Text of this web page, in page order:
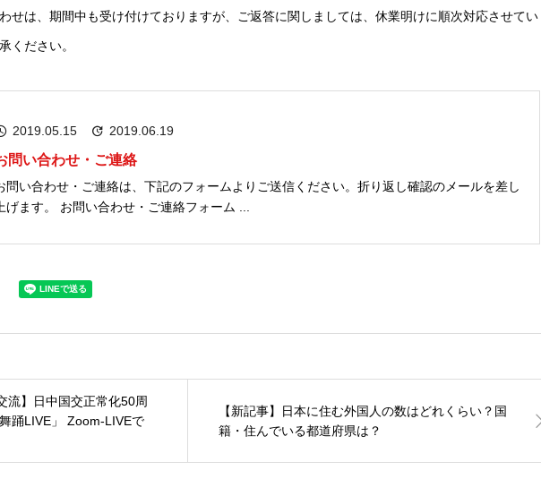
せは、期間中も受け付けておりますが、ご返答に関しましては、休業明けに順次対応させてい
ください。
2019.05.15 2019.06.19
問い合わせ・ご連絡
問い合わせ・ご連絡は、下記のフォームよりご送信ください。折り返し確認のメールを差し
上げます。 お問い合わせ・ご連絡フォーム ...
流】日中国交正常化50周
踊LIVE」 Zoom-LIVEで
【新記事】日本に住む外国人の数はどれくらい？国
籍・住んでいる都道府県は？